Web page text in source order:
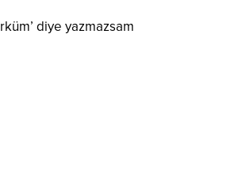
diye yazmazsam